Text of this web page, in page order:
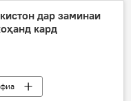
дар заминаи
кард